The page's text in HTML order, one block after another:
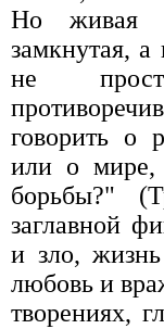
Но живая
замкнутая,
не
говорить о
или о мире,
борьбы?"
заглавной
и зло,
любовь и
творениях,